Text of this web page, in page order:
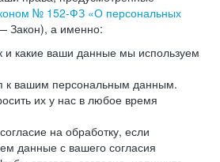
№ 152-ФЗ «О персональных
Закон), а именно:
и какие ваши данные мы используем
к вашим персональным данным.
их у нас в любое время
на обработку, если
данные с вашего согласия